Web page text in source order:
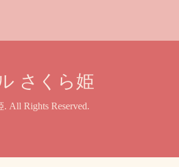
さくら姫
. All Rights Reserved.